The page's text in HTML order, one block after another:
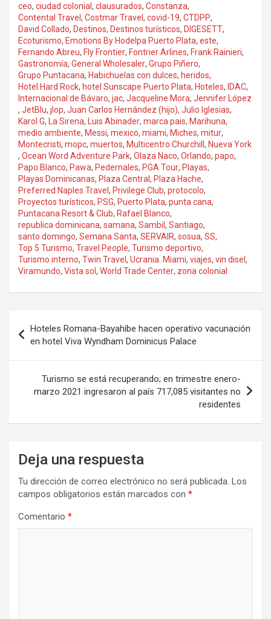
ceo, ciudad colonial , clausurados, Constanza,
Contental Travel , Costmar Travel , covid-19, CTDPP,
David Collado, Destinos, Destinos turísticos, DIGESETT,
Ecoturismo, Emotions By Hodelpa Puerto Plata, este,
Fernando Abreu, Fly Frontier, Fontrier Arlines, Frank Rainieri,
Gastronomía, General Wholesaler, Grupo Piñero,
Grupo Puntacana, Habichuelas con dulces, heridos,
Hotel Hard Rock, hotel Sunscape Puerto Plata, Hoteles, IDAC,
Internacional de Bávaro, jac, Jacqueline Mora, Jennifer López
, JetBlu, jlop, Juan Carlos Hernández (hijo), Julio Iglesias,
Karol G, La Sirena, Luis Abinader, marca pais, Marihuna,
medio ambiente, Messi, mexico, miami, Miches, mitur,
Montecristi, mopc, muertos, Multicentro Churchill , Nueva York
, Ocean Word Adventure Park, Olaza Naco, Orlando, papo,
Papo Blanco, Pawa, Pedernales, PGA Tour, Playas,
Playas Dominicanas, Plaza Central , Plaza Hache,
Preferred Naples Travel , Privilege Club, protocolo,
Proyectos turísticos, PSG, Puerto Plata, punta cana,
Puntacana Resort & Club, Rafael Blanco,
republica dominicana, samana, Sambil , Santiago,
santo domingo, Semana Santa, SERVAIR, sosua, SS,
Top 5 Turismo, Travel People, Turismo deportivo,
Turismo interno, Twin Travel , Ucrania. Miami, viajes, vin disel ,
Viramundo, Vista sol , World Trade Center, zona colonial
de
entradas
Hoteles Romana-Bayahíbe hacen operativo vacunación
en hotel Viva Wyndham Dominicus Palace
Turismo se está recuperando; en trimestre enero-
marzo 2021 ingresaron al país 717,085 visitantes no
residentes
Deja una respuesta
Tu dirección de correo electrónico no será publicada. Los
campos obligatorios están marcados con *
Comentario *